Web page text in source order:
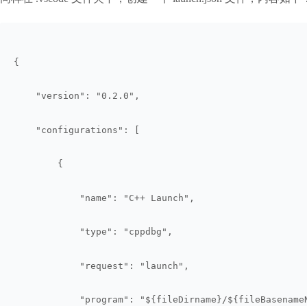
{
    "version": "0.2.0",
    "configurations": [
        {
            "name": "C++ Launch",
            "type": "cppdbg",
            "request": "launch",
"program": "${fileDirname}/